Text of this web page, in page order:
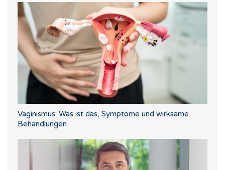
Vaginismus: Was ist das, Symptome und wirksame
Behandlungen